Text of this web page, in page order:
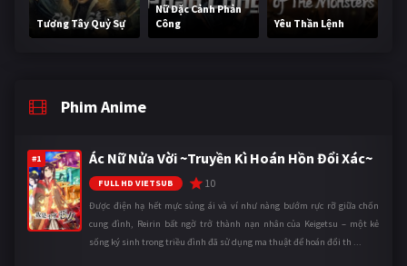
Tương Tây Quỷ Sự
Nữ Đặc Cảnh Phản
Công
Yêu Thần Lệnh
Phim Anime
#1 Ác Nữ Nửa Vời ~Truyền Kì Hoán Hồn Đổi Xác~
FULL HD VIETSUB 10
Được điện hạ hết mực sủng ái và ví như nàng bướm rực rỡ giữa chốn
cung đình, Reirin bất ngờ trở thành nạn nhân của Keigetsu – một kẻ
sống ký sinh trong triều đình đã sử dụng ma thuật để hoán đổi th ...